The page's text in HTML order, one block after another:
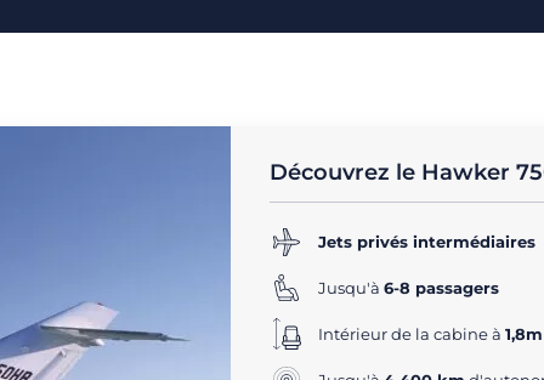
Découvrez le Hawker
Jets privés intermédiaires
Jusqu'à 6-8 passagers
Intérieur de la cabine à